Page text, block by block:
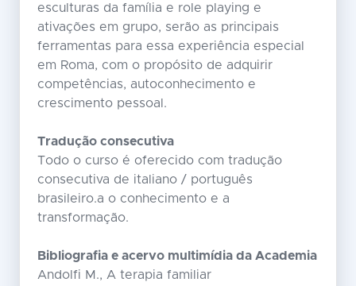
esculturas da família e role playing e
ativações em grupo, serão as principais
ferramentas para essa experiência especial
em Roma, com o propósito de adquirir
competências, autoconhecimento e
crescimento pessoal.
Tradução consecutiva
Todo o curso é oferecido com tradução
consecutiva de italiano / português
brasileiro.a o conhecimento e a
transformação.
Bibliografia e acervo multimídia da Academia
Andolfi M., A terapia familiar